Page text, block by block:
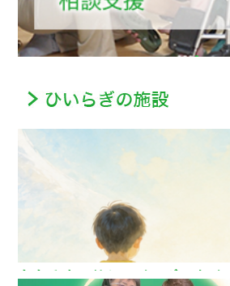
ああるまつりかレインボーウイ